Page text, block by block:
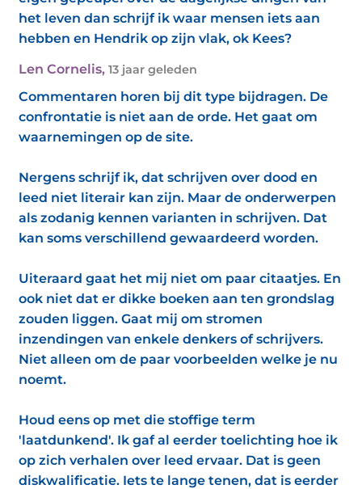
het leven dan schrijf ik waar mensen iets aan
hebben en Hendrik op zijn vlak, ok Kees?
Len Cornelis, 13 jaar geleden
Commentaren horen bij dit type bijdragen. De
confrontatie is niet aan de orde. Het gaat om
waarnemingen op de site.
Nergens schrijf ik, dat schrijven over dood en
leed niet literair kan zijn. Maar de onderwerpen
als zodanig kennen varianten in schrijven. Dat
kan soms verschillend gewaardeerd worden.
Uiteraard gaat het mij niet om paar citaatjes. En
ook niet dat er dikke boeken aan ten grondslag
zouden liggen. Gaat mij om stromen
inzendingen van enkele denkers of schrijvers.
Niet alleen om de paar voorbeelden welke je nu
noemt.
Houd eens op met die stoffige term
'laatdunkend'. Ik gaf al eerder toelichting hoe ik
op zich verhalen over leed ervaar. Dat is geen
diskwalificatie. Iets te lange tenen, dat is eerder